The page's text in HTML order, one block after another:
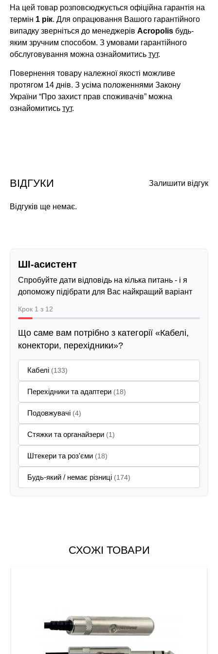
На цей товар розповсюджується офіційна гарантія на
термін 1 рік. Для опрацювання Вашого гарантійного
випадку зверніться до менеджерів Acropolis будь-
яким зручним способом. З умовами гарантійного
обслуговування можна ознайомитись тут.
Повернення товару належної якості можливе
протягом 14 днів. З усіма положеннями Закону
України “Про захист прав споживачів” можна
ознайомитись тут.
Залишити відгук
ВІДГУКИ
Відгуків ще немає.
ШІ-асистент
Спробуйте дати відповідь на кілька питань - і я
допоможу підібрати для Вас найкращий варіант
Крок 1 з 12
Що саме вам потрібно з категорії «Кабелі,
конектори, перехідники»?
Кабелі (133)
Перехідники та адаптери (18)
Подовжувачі (4)
Стяжки та органайзери (1)
Штекери та роз'єми (18)
Будь-який / немає різниці (174)
СХОЖІ ТОВАРИ